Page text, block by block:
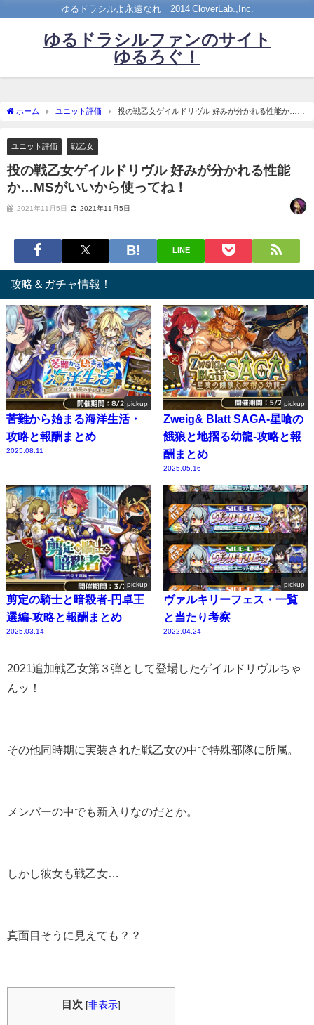
ゆるドラシルよ永遠なれ©2014 CloverLab.,Inc.
ゆるドラシルファンのサイト
ゆるろぐ！
ホーム ユニット評価
投の戦乙女ゲイルドリヴル 好みが分かれる性能か…
ユニット評価 戦乙女
投の戦乙女ゲイルドリヴル 好みが分かれる性能
か…MSがいいから使ってね！
2021年11月5日 2021年11月5日
LINE
攻略＆ガチャ情報！
pickup
苦難から始まる海洋生活・
攻略と報酬まとめ
2025.08.11
pickup
Zweig& Blatt SAGA-星喰の
餓狼と地摺る幼龍-攻略と報
酬まとめ
2025.05.16
pickup
剪定の騎士と暗殺者-円卓王
選編-攻略と報酬まとめ
2025.03.14
pickup
ヴァルキリーフェス・一覧
と当たり考察
2022.04.24
2021追加戦乙女第３弾として登場したゲイルドリヴルちゃ
んッ！
その他同時期に実装された戦乙女の中で特殊部隊に所属。
メンバーの中でも新入りなのだとか。
しかし彼女も戦乙女…
真面目そうに見えても？？
目次 [非表示]